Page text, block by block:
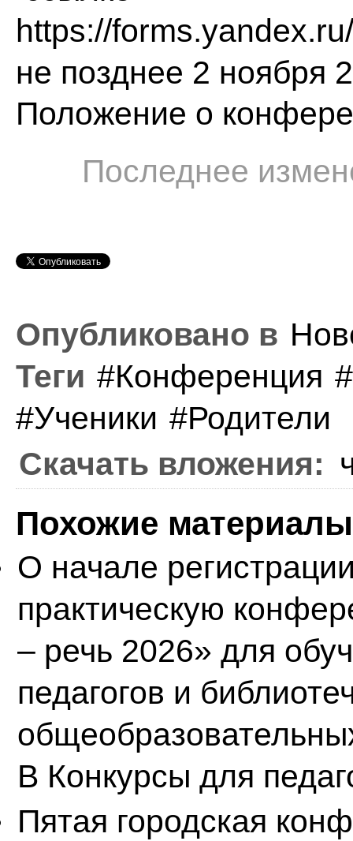
https://
не позднее 2 ноября
Положение о
Последнее
Опубликовано в
Теги
Конференция
Ученики
Родители
Скачать вложения:
Похожие материалы
О начале
практическую
– речь 2026» для
педагогов и
В Конкурсы для
Пятая городская